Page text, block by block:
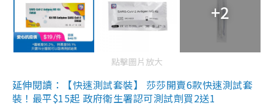
+2
點擊圖片放大
延伸閱讀：【快速測試套裝】 莎莎開賣6款快速測試套
裝！最平$15起 政府衛生署認可測試劑買2送1